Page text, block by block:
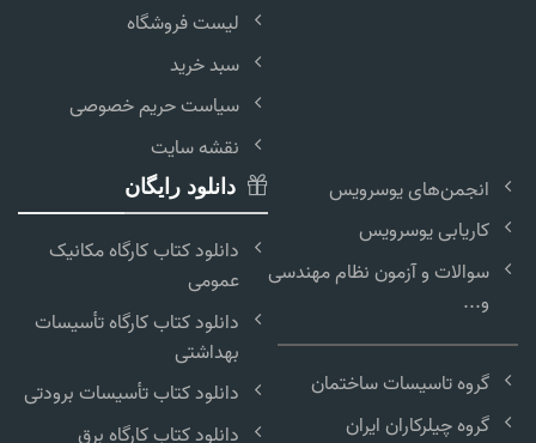
لیست فروشگاه
سبد خرید
سیاست حریم خصوصی
نقشه سایت
انجمن‌های یوسرویس
کاریابی یوسرویس
سوالات و آزمون نظام مهندسی
و...
گروه تاسیسات ساختمان
گروه چیلرکاران ایران
دانلود رایگان
دانلود کتاب کارگاه مکانیک
عمومی
دانلود کتاب کارگاه تأسیسات
بهداشتی
دانلود کتاب تأسیسات برودتی
دانلود کتاب کارگاه برق